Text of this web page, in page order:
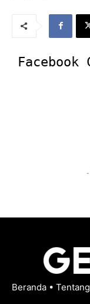
Facebook
-
Beranda • Tentang